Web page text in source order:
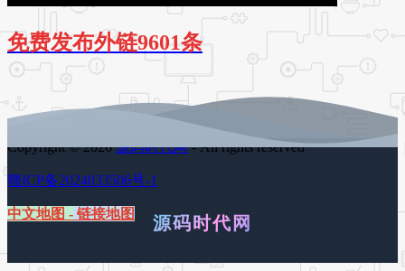
免费发布外链9601条
Copyright © 2026源码时代网- All rights reserved
赣ICP备2024033506号-1
中文地图 - 链接地图 源码时代网